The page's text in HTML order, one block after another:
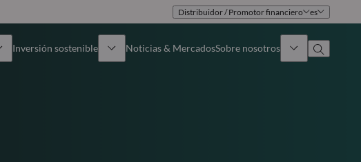
Distribuidor / Promotor financiero es
Inversión sostenible Noticias & MercadosSobre nosotros